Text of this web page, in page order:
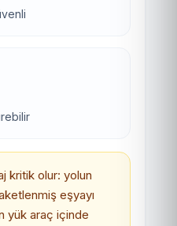
kritik olur: yolun
eşyayı
yük araç içinde